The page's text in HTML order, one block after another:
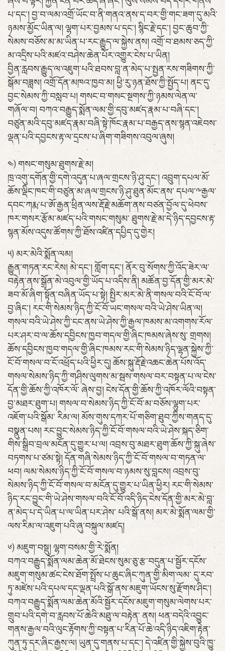
པ་དང་། བྱ་བ་ལམ་འགྲོ་ཡོང་བ་ནི་གནའ་ནས་ད་བར་གྱི་གང་ཟག་དུ་མའི་
ཉམས་མྱོང་ཡིན་ལ། ལྷག་པར་བྱམས་པ་དང་། སྙིང་རྗེ་དང་། བྱང་ཆུབ་ཀྱི་
སེམས་བཅོས་མ་མ་ཡིན་པ་རང་རྒྱུད་ལ་སྐྱེས་ནས། འགྲོ་བ་ཐམས་ཅད་ཀྱི་
མ་འདྲིས་པའི་མཛའ་བཤེས་ཆེན་པོར་འགྱུར་ངེས་པ་ཡིན།
བྱིན་རླབས་རྒྱུད་ལ་འཇུག་པའི་ཐབས་བླ་ན་མེད་པ་སྤྱན་རས་གཟིགས་ཀྱི་
སྒོམ་བཟླས། འགྲོ་དོན་མཁའ་ཁྱབ་མ། ཕྱི་རུ་ཉན་ཐོས་ཀྱི་སྤྱོད་པ། ནང་དུ་
བྱང་སེམས་ཀྱི་བསླབ་པ། གསང་བ་གསང་སྔགས་ཀྱི་ཉམས་ལེན་ལ་
གཞོལ་བ། བཀའ་བརྒྱུད་སྨོན་ལམ་གྱི་དབུ་མཛད་རྣམ་པ་བཞི་དང་།
བཙུན་མའི་དབུ་མཛད་རྣམ་བཞི་སྟེ་ཁོང་རྣམ་པ་བརྒྱད་ནས་སྙན་འཇེབས་
ལྡན་པའི་དབྱངས་རྟ་ལ་དྲངས་པ་ཞིག་གཟིགས་འབུལ་ཞུས།
༤) གསང་གསུམ་ཐུགས་རྗེ་མ།
ཁྲ་འགུ་དགོན་གྱི་དགེ་འདུན་པ་ཞལ་གྲངས་ཉི་ཤུ་དང་། འབྲུག་དཔལ་མོ་
ཆོས་ལྡིང་ཁང་གི་བཙུན་མ་ཞལ་གྲངས་ཉི་ཤུ་ཐུན་མོང་ནས་ དཔལ་༸རྒྱལ་
དབང་ཀརྨ་པ་ཨོ་རྒྱན་ཕྲིན་ལས་རྡོ་རྗེ་མཆོག་ནས་བཙན་བྱོལ་དུ་ཕེབས་
ཁར་གསར་རྩོམ་མཛད་པའི་གསང་གསུམ་ ཐུགས་རྗེ་མ་དེ་ཉིད་དབྱངས་རྟ་
སྙན་མོས་འདུས་ཚོགས་ཀྱི་ཐོས་འཛིན་དཔྱིད་དུ་གྱེར།
༥) མར་མེའི་སྨོན་ལམ།
རྒྱུན་གཏན་རང་རེས། མེ་དང་། གློག་དང་། ནོར་བུ་སོགས་ཀྱི་འོད་ཟེར་ལ་
བརྟེན་ནས་སྒྲོན་མེ་འབུལ་གྱི་ཡོད་པ་འདིས་ནི། མཚོན་བྱ་དོན་གྱི་མར་མེ་
ཟབ་མོ་ཞིག་སྟོན་བཞིན་ཡོད་པ་སྟེ། སྤྱིར་མར་མེ་ནི་གསལ་བའི་ངོ་བོ་ལ་
བྱ་ཞིང་། རང་གི་སེམས་ཉིད་ཀྱི་ངོ་བོ་ཡང་གསལ་བའི་ཡེ་ཤེས་ཡིན་ལ།
གསལ་བའི་ཡེ་ཤེས་ཀྱི་ངང་ནས་ཡེ་ཤེས་ཀྱི་རྒྱལ་ཁམས་མ་འགགས་རོལ་
པར་ཤར་བ་ལ་ཆོས་དབྱིངས་ཁྱབ་གདལ་གྱི་ཞིང་ཁམས་ཞེས་སུ་ གྲགས།
ཆོས་དབྱིངས་ཁྱབ་གདལ་གྱི་ཞིང་ཁམས་རང་གི་སེམས་ཉིད་ལྷན་སྐྱེས་ཀྱི་
ངོ་བོ་གསལ་བ་ངོ་འཕྲོད་པའི་ཕྱིར་དུ། ཆོས་སྐུ་རྡོ་རྗེ་འཆང་ཆེན་པོས་འོད་
གསལ་སེམས་ཉིད་ཀྱི་གཤིས་ལུགས་མ་སྦས་གསལ་བར་བསྟན་པ་ལ་ངེས་
དོན་གྱི་ཆོས་ཀྱི་འཁོར་ལོ་ ཞེས་བྱ། ངེས་དོན་གྱི་ཆོས་ཀྱི་འཁོར་ལོའི་བསྟན་
བྱ་མཐར་ཐུག་པ། གསལ་བ་སེམས་ཉིད་ཀྱི་ངོ་བོ་མ་བཅོས་ལྷུག་པར་
འཇོག་པའི་སྒོམ་ རིམ་ལ། མོས་གུས་དཀར་པོ་གཅིག་ཐུབ་ཀྱིས་གནད་དུ་
བསྣུན་པས། རང་བྱུང་སེམས་ཉིད་ཀྱི་ངོ་བོ་གསལ་བའི་ཡེ་ཤེས་སྐད་ཅིག་
གིས་སྒྲིབ་བྲལ་མངོན་དུ་གྱུར་པ་ལ། འབྲས་བུ་མཐར་ཐུག་ཆོས་ཀྱི་སྐུ་ཞེས་
བཏགས་པ་ཙམ་སྟེ། དོན་གཞི་སེམས་ཉིད་ཀྱི་ངོ་བོ་གསལ་བ་གཏན་ལ་
ཕབ། ལམ་སེམས་ཉིད་ཀྱི་ངོ་བོ་གསལ་བ་ཉམས་སུ་བླངས། འབྲས་བུ་
སེམས་ཉིད་ཀྱི་ངོ་བོ་གསལ་བ་མངོན་དུ་གྱུར་པ་ཡིན་ཕྱིར། རང་གི་སེམས་
ཉིད་རང་བྱུང་གི་ཡེ་ཤེས་གསལ་བའི་ངོ་བོ་འདི་ཉིད་ངེས་དོན་གྱི་མར་མེ་བླ་
ན་མེད་པ་དེ་ཡིན་པ་ལ་ཡིན་པར་ཤེས་ པའི་སྒོ་ནས། མར་མེ་སྨོན་ལམ་གྱི་
ལས་རིམ་ལ་འཇུག་པའི་ཞུ་བསྐུལ་མཛད།
༦) མཇུག་བསྡུ། ལྷག་བསམ་གྱི་རེ་སྨོན།
བཀའ་བརྒྱུད་སྨོན་ལམ་ཆེན་མོ་ཐེངས་སུམ་ཅུ་རྩ་བདུན་པ་སྦྱོར་དངོས་
མཇུག་གསུམ་ཚང་ངེས་ཐོག་སྤྲོས་པ་ཆུང་ཞིང་ཀུན་གྱི་མིག་ལམ་ དུ་རབ་
ཏུ་མཛེས་པའི་དཔལ་དང་ལྡན་པའི་སྒོ་ནས་མཇུག་ཡོངས་སུ་རྫོགས་ཤིང་།
བཀའ་བརྒྱུད་སྨོན་ལམ་ཆེན་མོའི་སྦྱོར་དངོས་མཇུག་གསུམ་ལེགས་པར་
གྲུབ་པའི་དགེ་བ་རླབས་པོ་ཆེའི་མཐུ་ལ་བརྟེན་ ནས། ཕན་བདེའི་འབྱུང་
གནས་རྒྱལ་བའི་ལུང་རྟོགས་ཀྱི་བསྟན་པ་རིན་པོ་ཆེ་འདི་ཉིད་འཇིག་རྟེན་
ཀུན་ཏུ་དར་ཞིང་རྒྱས་ལ། ཡུན་དུ་གནས་པ་དང་། དེ་འཛིན་གྱི་སྐྱེས་བུའི་ཁྱུ་